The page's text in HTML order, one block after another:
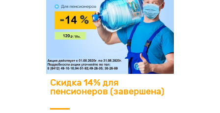
Скидка 14% для
пенсионеров (завершена)